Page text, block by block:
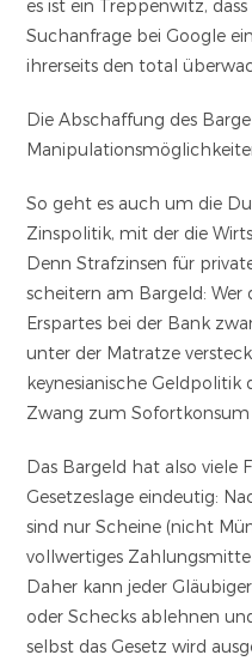
es ist ein Treppenwitz,
Suchanfrage bei Google
ihrerseits den total
Die Abschaffung des
So geht es auch um die
Zinspolitik, mit der die
Denn Strafzinsen für
scheitern am Bargeld: Wer
Erspartes bei der Bank
unter der Matratze
keynesianische Geldpolitik
Zwang zum Sofortkonsum
Das Bargeld hat also viele
Gesetzeslage eindeutig:
sind nur Scheine (nicht
vollwertiges
Daher kann jeder
oder Schecks ablehnen
selbst das Gesetz wird